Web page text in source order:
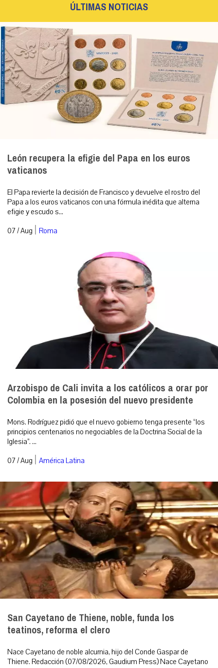
ÚLTIMAS NOTICIAS
León recupera la efigie del Papa en los euros
vaticanos
El Papa revierte la decisión de Francisco y devuelve el rostro del
Papa a los euros vaticanos con una fórmula inédita que alterna
efigie y escudo s...
07 / Aug | Roma
Arzobispo de Cali invita a los católicos a orar por
Colombia en la posesión del nuevo presidente
Mons. Rodríguez pidió que el nuevo gobierno tenga presente “los
principios centenarios no negociables de la Doctrina Social de la
Iglesia”. ...
07 / Aug | América Latina
San Cayetano de Thiene, noble, funda los
teatinos, reforma el clero
Nace Cayetano de noble alcurnia, hijo del Conde Gaspar de
Thiene. Redacción (07/08/2026, Gaudium Press) Nace Cayetano